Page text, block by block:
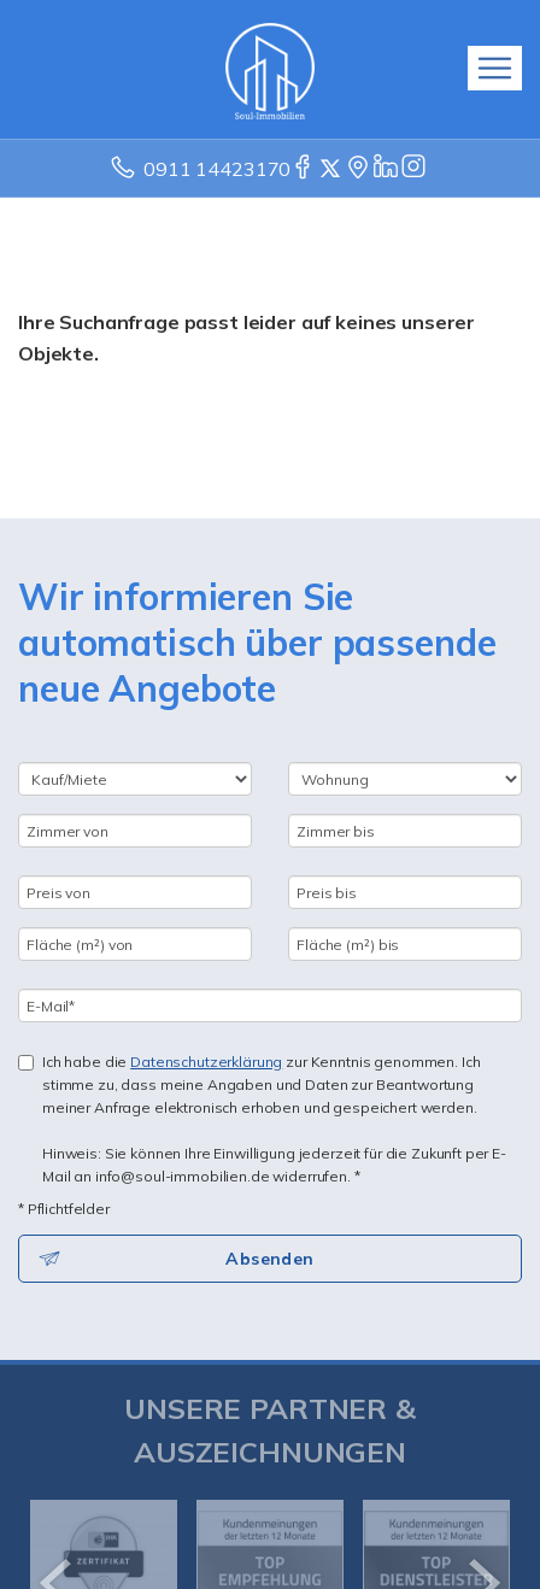
0911 14423170
Ihre Suchanfrage passt leider auf keines unserer
Objekte.
Wir informieren Sie
automatisch über passende
neue Angebote
Ich habe die Datenschutzerklärung zur Kenntnis genommen. Ich
stimme zu, dass meine Angaben und Daten zur Beantwortung
meiner Anfrage elektronisch erhoben und gespeichert werden.
Hinweis: Sie können Ihre Einwilligung jederzeit für die Zukunft per E-
Mail an info@soul-immobilien.de widerrufen. *
* Pflichtfelder
Absenden
UNSERE PARTNER &
AUSZEICHNUNGEN